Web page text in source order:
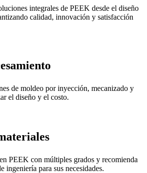
integrales de PEEK desde el diseño
calidad, innovación y satisfacción
de moldeo por inyección, mecanizado y
el diseño y el costo.
PEEK con múltiples grados y recomienda
ingeniería para sus necesidades.